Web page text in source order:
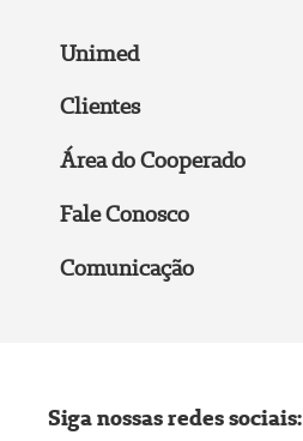
Unimed
Clientes
Área do Cooperado
Fale Conosco
Comunicação
Siga nossas redes sociais: